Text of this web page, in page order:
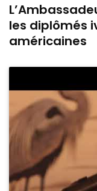
les diplômés
américaines